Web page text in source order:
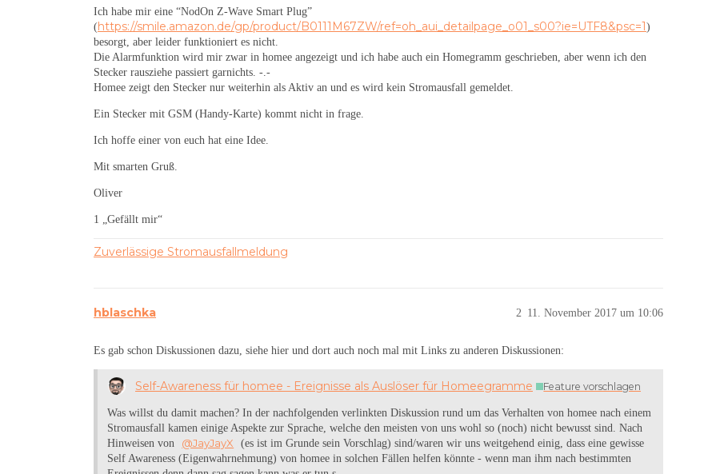
Ich habe mir eine “NodOn Z-Wave Smart Plug”
(https://smile.amazon.de/gp/product/B0111M67ZW/ref=oh_aui_detailpage_o01_s00?ie=UTF8&psc=1)
besorgt, aber leider funktioniert es nicht.
Die Alarmfunktion wird mir zwar in homee angezeigt und ich habe auch ein Homegramm geschrieben, aber wenn ich den
Stecker rausziehe passiert garnichts. -.-
Homee zeigt den Stecker nur weiterhin als Aktiv an und es wird kein Stromausfall gemeldet.
Ein Stecker mit GSM (Handy-Karte) kommt nicht in frage.
Ich hoffe einer von euch hat eine Idee.
Mit smarten Gruß.
Oliver
1 „Gefällt mir“
Zuverlässige Stromausfallmeldung
hblaschka 11. November 2017 um 10:06
2
Es gab schon Diskussionen dazu, siehe hier und dort auch noch mal mit Links zu anderen Diskussionen:
Self-Awareness für homee - Ereignisse als Auslöser für Homeegramme Feature vorschlagen
Was willst du damit machen? In der nachfolgenden verlinkten Diskussion rund um das Verhalten von homee nach einem
Stromausfall kamen einige Aspekte zur Sprache, welche den meisten von uns wohl so (noch) nicht bewusst sind. Nach
Hinweisen von
@JayJayX
(es ist im Grunde sein Vorschlag) sind/waren wir uns weitgehend einig, dass eine gewisse
Self Awareness (Eigenwahrnehmung) von homee in solchen Fällen helfen könnte - wenn man ihm nach bestimmten